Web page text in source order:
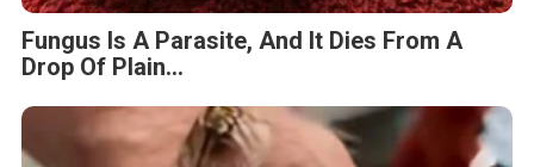
Fungus Is A Parasite, And It Dies From A
Drop Of Plain...